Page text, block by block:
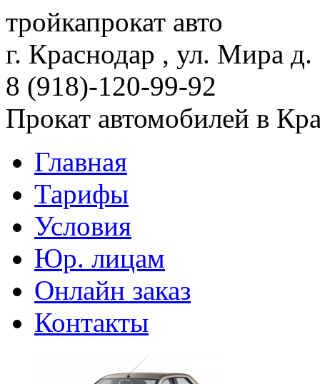
тройкапрокат авто
г. Краснодар , ул. Мира
8 (918)-120-99-92
Прокат автомобилей в
Главная
Тарифы
Условия
Юр. лицам
Онлайн заказ
Контакты